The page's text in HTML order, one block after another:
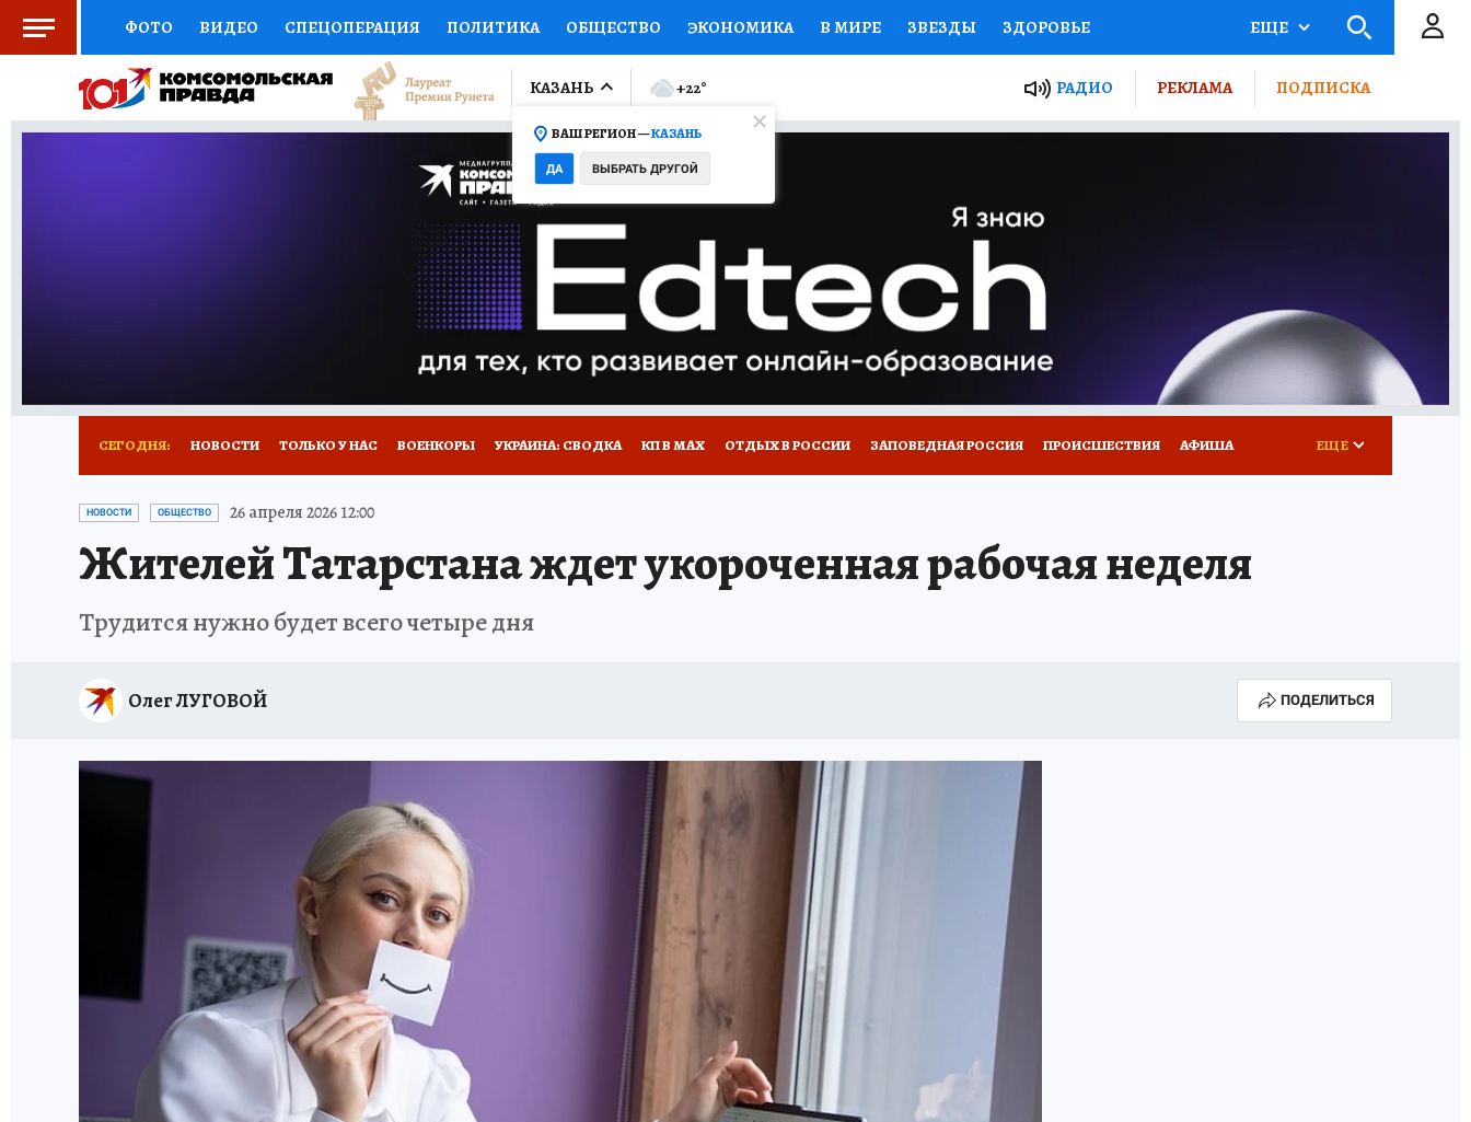
ФОТО ВИДЕО СПЕЦОПЕРАЦИЯ ПОЛИТИКА ОБЩЕСТВО ЭКОНОМИКА В МИРЕ ЗВЕЗДЫ ЗДОРОВЬЕ
СОЦПОДДЕРЖКА НАУКА СПОРТ КОЛУМНИСТЫ ПРОИСШЕСТВИЯ НАЦИОНАЛЬНЫЕ ПРОЕКТЫ РОССИИ
ВЫБОР ЭКСПЕРТОВ ДОКТОР ФИНАНСЫ ОТКРЫВАЕМ МИР Я ЗНАЮ СЕМЬЯ ЖЕНСКИЕ СЕКРЕТЫ ПУТЕВОДИТЕЛЬ
ПРОГНОЗЫ НА СПОРТ ПРОМОКОДЫ СЕРИАЛЫ
ТЕЛЕВИЗОР КОЛЛЕКЦИИ КОНКУРСЫ ГИД ПОТРЕБИТЕЛЯ
НОВОЕ НА САЙТЕ
ЕЩЕ
КАЗАНЬ
ВАШ РЕГИОН —КАЗАНЬ
ДА ВЫБРАТЬ ДРУГОЙ
+22° РАДИО РЕКЛАМА ПОДПИСКА
СЕГОДНЯ: НОВОСТИ ТОЛЬКО У НАС ВОЕНКОРЫ УКРАИНА: СВОДКА КП В МАХ ОТДЫХ В РОССИИ ЗАПОВЕДНАЯ РОССИЯ ПРОИСШЕСТВИЯ АФИША
ТЕРРИТОРИЯ ДОБРА ИСПЫТАНО НА СЕБЕ
ЕЩЕ
НОВОСТИ ОБЩЕСТВО 26 апреля 2026 12:00
Жителей Татарстана ждет укороченная рабочая неделя
Трудится нужно будет всего четыре дня
Олег ЛУГОВОЙ ПОДЕЛИТЬСЯ